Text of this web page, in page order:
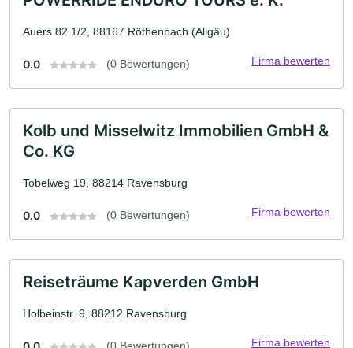
Auers 82 1/2, 88167 Röthenbach (Allgäu)
0.0 (0 Bewertungen) Firma bewerten
Kolb und Misselwitz Immobilien GmbH &
Co. KG
Tobelweg 19, 88214 Ravensburg
0.0 (0 Bewertungen) Firma bewerten
Reiseträume Kapverden GmbH
Holbeinstr. 9, 88212 Ravensburg
Firma bewerten